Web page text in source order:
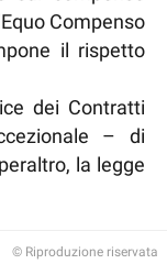
Compenso
il rispetto
dei Contratti
– di
la legge
© Riproduzione riservata